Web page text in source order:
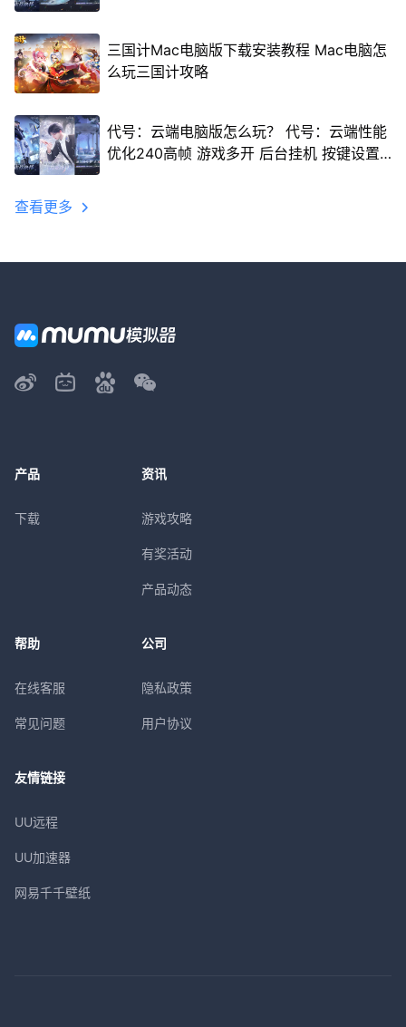
三国计Mac电脑版下载安装教程 Mac电脑怎
么玩三国计攻略
代号：云端电脑版怎么玩？ 代号：云端性能
优化240高帧 游戏多开 后台挂机 按键设置
查看更多
产品
下载
资讯
游戏攻略
有奖活动
产品动态
帮助
在线客服
常见问题
公司
隐私政策
用户协议
友情链接
UU远程
UU加速器
网易千千壁纸